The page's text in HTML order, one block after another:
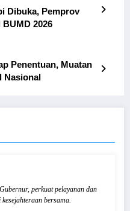
Dibuka, Pemprov
2026
Penentuan, Muatan
Nasional
perkuat pelayanan dan
bersama.